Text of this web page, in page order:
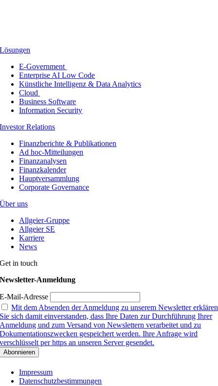
Lösungen
E-Government
Enterprise AI Low Code
Künstliche Intelligenz & Data Analytics
Cloud
Business Software
Information Security
Investor Relations
Finanzberichte & Publikationen
Ad hoc-Mitteilungen
Finanzanalysen
Finanzkalender
Hauptversammlung
Corporate Governance
Über uns
Allgeier-Gruppe
Allgeier SE
Karriere
News
Get in touch
Newsletter-Anmeldung
E-Mail-Adresse
Mit dem Absenden der Anmeldung zu unserem Newsletter erklären
Sie sich damit einverstanden, dass Ihre Daten zur Durchführung Ihrer
Anmeldung und zum Versand von Newslettern verarbeitet und zu
Dokumentationszwecken gespeichert werden. Ihre Anfrage wird
verschlüsselt per https an unseren Server gesendet.
Impressum
Datenschutzbestimmungen